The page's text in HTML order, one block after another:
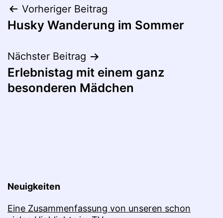
Beitragsnavigation
Vorheriger Beitrag
Husky Wanderung im Sommer
Nächster Beitrag
Erlebnistag mit einem ganz
besonderen Mädchen
Neuigkeiten
Eine Zusammenfassung von unseren schon